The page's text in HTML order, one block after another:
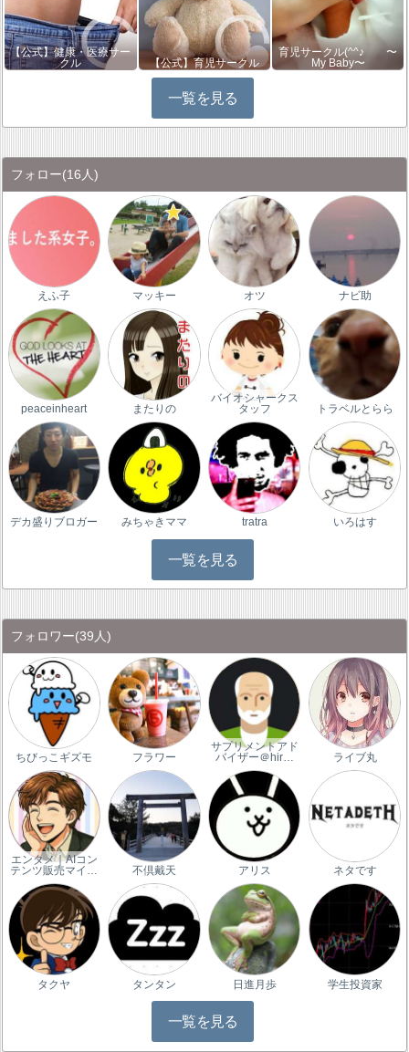
【公式】健康・医療サー
クル
【公式】育児サークル
育児サークル(^^♪ 〜
My Baby〜
一覧を見る
フォロー(16人)
えふ子 マッキー オツ ナビ助
peaceinheart またりの
バイオシャークス
タッフ
トラベルとらら
デカ盛りブロガー みちゃきママ tratra いろはす
一覧を見る
フォロワー(39人)
ちびっこギズモ フラワー
サプリメントアド
バイザー＠hir…
ライブ丸
エンタメ｜AIコン
テンツ販売マイ…
不倶戴天 アリス ネタです
タクヤ タンタン 日進月歩 学生投資家
一覧を見る